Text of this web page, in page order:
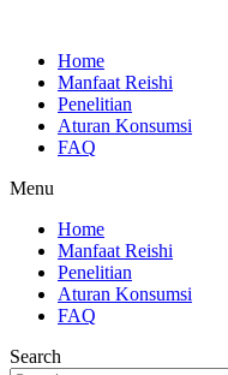
contentHome
Manfaat Reishi
Penelitian
Aturan Konsumsi
FAQ
Menu
Home
Manfaat Reishi
Penelitian
Aturan Konsumsi
FAQ
Search